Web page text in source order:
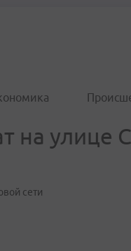
на улице
сети